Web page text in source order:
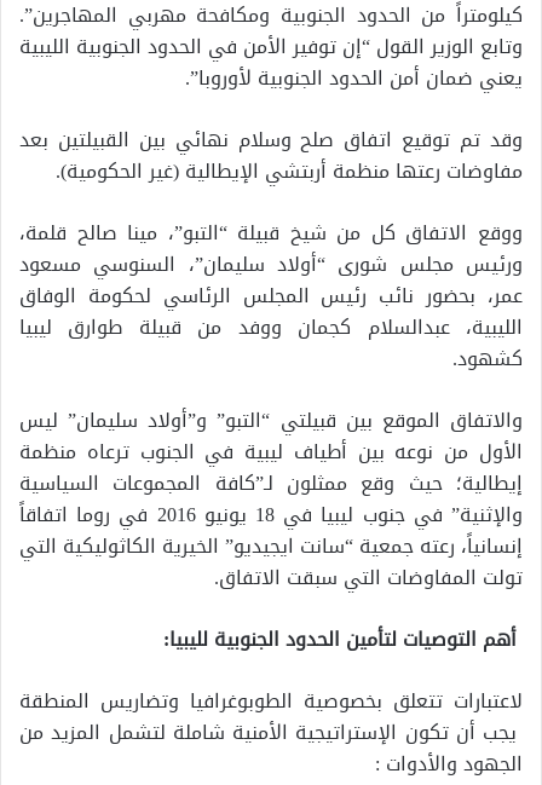
كيلومتراً من الحدود الجنوبية ومكافحة مهربي المهاجرين”.
وتابع الوزير القول “إن توفير الأمن في الحدود الجنوبية الليبية
يعني ضمان أمن الحدود الجنوبية لأوروبا”.
وقد تم توقيع اتفاق صلح وسلام نهائي بين القبيلتين بعد
مفاوضات رعتها منظمة أربتشي الإيطالية (غير الحكومية).
ووقع الاتفاق كل من شيخ قبيلة “التبو”، مينا صالح قلمة،
ورئيس مجلس شورى “أولاد سليمان”، السنوسي مسعود
عمر، بحضور نائب رئيس المجلس الرئاسي لحكومة الوفاق
الليبية، عبدالسلام كجمان ووفد من قبيلة طوارق ليبيا
كشهود.
والاتفاق الموقع بين قبيلتي “التبو” و”أولاد سليمان” ليس
الأول من نوعه بين أطياف ليبية في الجنوب ترعاه منظمة
إيطالية؛ حيث وقع ممثلون لـ”كافة المجموعات السياسية
والإثنية” في جنوب ليبيا في 18 يونيو 2016 في روما اتفاقاً
إنسانياً، رعته جمعية “سانت ايجيديو” الخيرية الكاثوليكية التي
تولت المفاوضات التي سبقت الاتفاق.
أهم التوصيات لتأمين الحدود الجنوبية لليبيا:
لاعتبارات تتعلق بخصوصية الطوبوغرافيا وتضاريس المنطقة
يجب أن تكون الإستراتيجية الأمنية شاملة لتشمل المزيد من
الجهود والأدوات :